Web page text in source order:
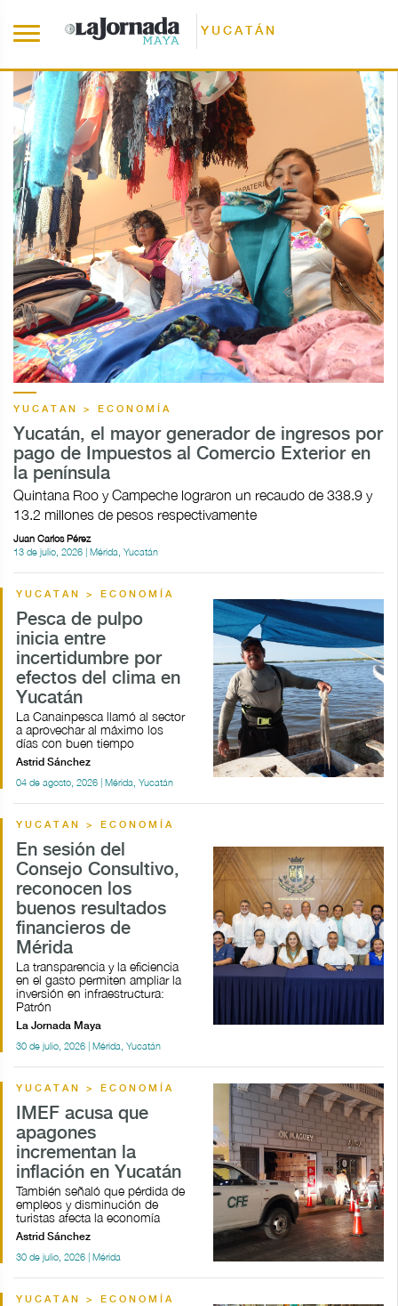
YUCATÁN
YUCATAN > ECONOMÍA
Yucatán, el mayor generador de ingresos por
pago de Impuestos al Comercio Exterior en
la península
Quintana Roo y Campeche lograron un recaudo de 338.9 y
13.2 millones de pesos respectivamente
Juan Carlos Pérez
13 de julio, 2026 | Mérida, Yucatán
YUCATAN > ECONOMÍA
Pesca de pulpo
inicia entre
incertidumbre por
efectos del clima en
Yucatán
La Canainpesca llamó al sector
a aprovechar al máximo los
días con buen tiempo
Astrid Sánchez
04 de agosto, 2026 | Mérida, Yucatán
YUCATAN > ECONOMÍA
En sesión del
Consejo Consultivo,
reconocen los
buenos resultados
financieros de
Mérida
La transparencia y la eficiencia
en el gasto permiten ampliar la
inversión en infraestructura:
Patrón
La Jornada Maya
30 de julio, 2026 | Mérida, Yucatán
YUCATAN > ECONOMÍA
IMEF acusa que
apagones
incrementan la
inflación en Yucatán
También señaló que pérdida de
empleos y disminución de
turistas afecta la economía
Astrid Sánchez
30 de julio, 2026 | Mérida
YUCATAN > ECONOMÍA